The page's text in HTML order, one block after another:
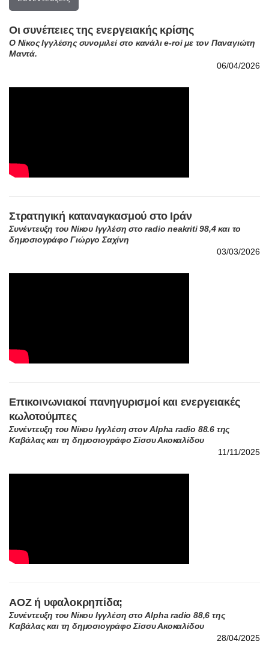
Οι συνέπειες της ενεργειακής κρίσης
Ο Νίκος Ιγγλέσης συνομιλεί στο κανάλι e-roi με τον Παναγιώτη
Μαντά.
06/04/2026
Συνέντευξη του Νίκου Ιγγλέση στο radio neakriti 98,4 και το
δημοσιογράφο Γιώργο Σαχίνη
03/03/2026
κωλοτούμπες
Συνέντευξη του Νίκου Ιγγλέση στον Alpha radio 88.6 της
Καβάλας και τη δημοσιογράφο Σίσσυ Ακοκαλίδου
11/11/2025
Συνέντευξη του Νίκου Ιγγλέση στο Alpha radio 88,6 της
Καβάλας και τη δημοσιογράφο Σίσσυ Ακοκαλίδου
28/04/2025